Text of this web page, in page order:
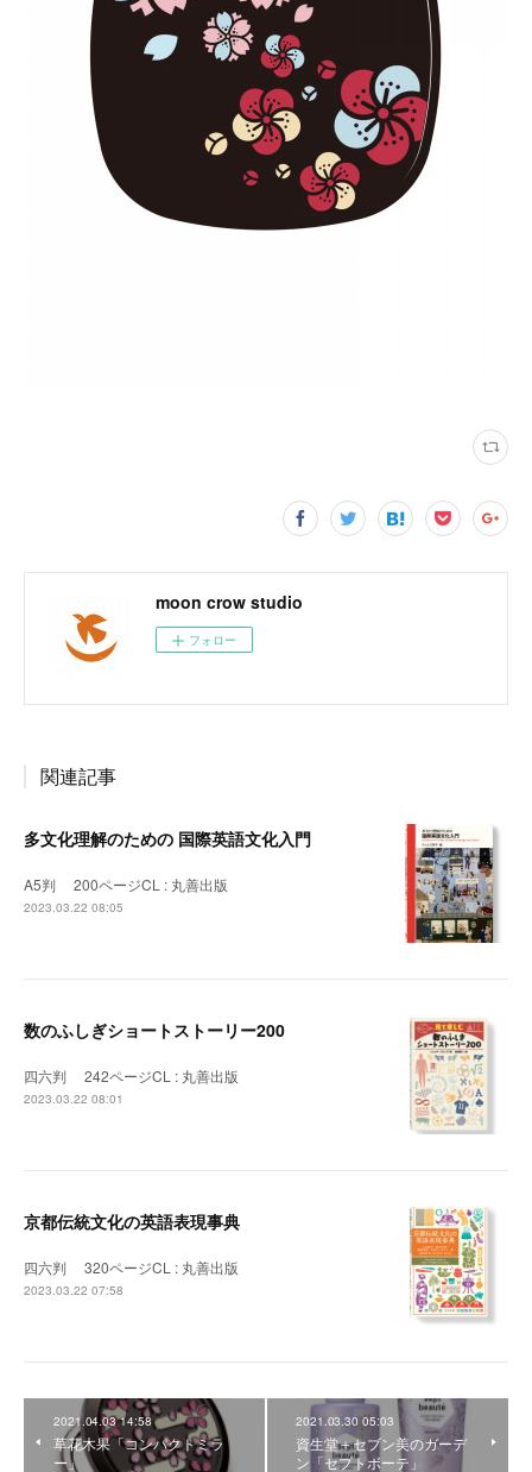
moon crow studio
フォロー
関連記事
多文化理解のための 国際英語文化入門
A5判 200ページCL : 丸善出版
2023.03.22 08:05
数のふしぎショートストーリー200
四六判 242ページCL : 丸善出版
2023.03.22 08:01
京都伝統文化の英語表現事典
四六判 320ページCL : 丸善出版
2023.03.22 07:58
2021.04.03 14:58
草花木果「コンパクトミラ
ー」
2021.03.30 05:03
資生堂＋セブン美のガーデ
ン「セプトボーテ」